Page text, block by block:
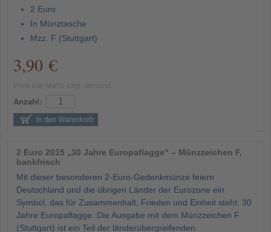
2 Euro
In Münztasche
Mzz. F (Stuttgart)
3,90 €
Anzahl:
2 Euro 2015 „30 Jahre Europaflagge“ – Münzzeichen F,
bankfrisch
Mit dieser besonderen 2-Euro-Gedenkmünze feiern
Deutschland und die übrigen Länder der Eurozone ein
Symbol, das für Zusammenhalt, Frieden und Einheit steht: 30
Jahre Europaflagge. Die Ausgabe mit dem Münzzeichen F
(Stuttgart) ist ein Teil der länderübergreifenden